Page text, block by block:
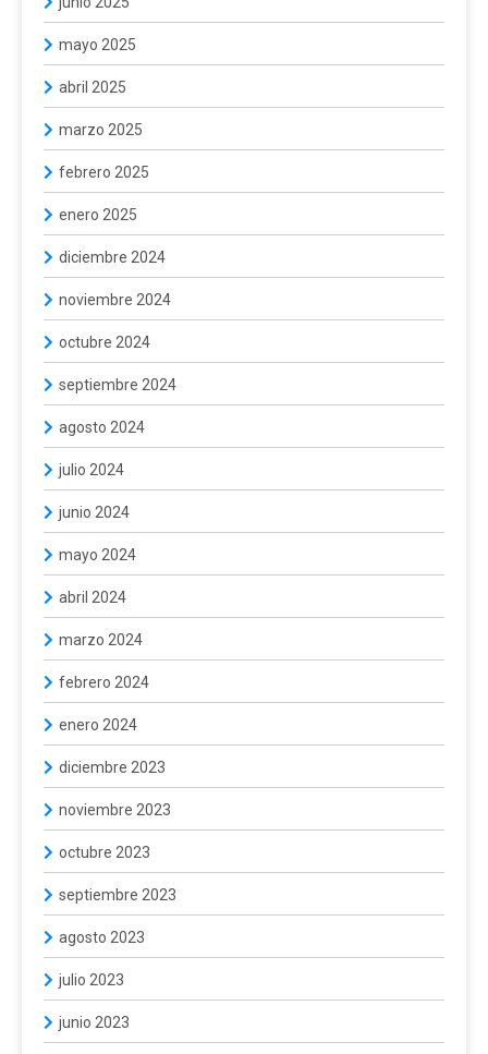
mayo 2025
abril 2025
marzo 2025
febrero 2025
enero 2025
diciembre 2024
noviembre 2024
octubre 2024
septiembre 2024
agosto 2024
julio 2024
junio 2024
mayo 2024
abril 2024
marzo 2024
febrero 2024
enero 2024
diciembre 2023
noviembre 2023
octubre 2023
septiembre 2023
agosto 2023
julio 2023
junio 2023